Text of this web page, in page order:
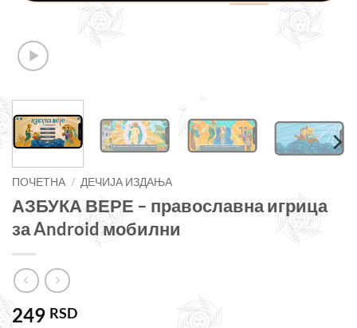
ПОЧЕТНА / ДЕЧИЈА ИЗДАЊА
АЗБУКА ВЕРЕ – православна игрица
за Android мобилни
249 RSD